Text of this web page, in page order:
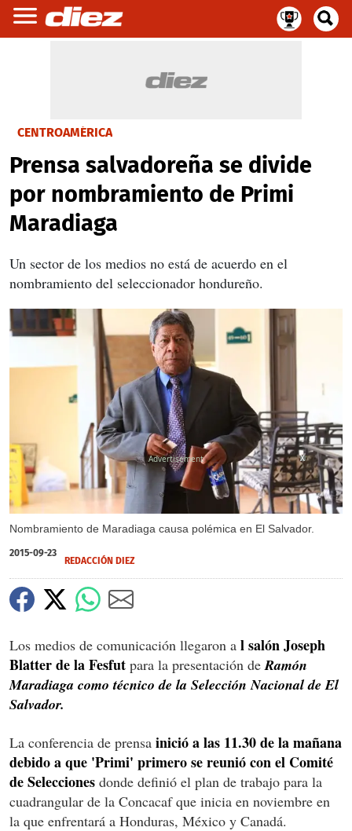
CENTROAMÉRICA
Prensa salvadoreña se divide
por nombramiento de Primi
Maradiaga
Un sector de los medios no está de acuerdo en el
nombramiento del seleccionador hondureño.
Nombramiento de Maradiaga causa polémica en El Salvador.
X
2015-09-23
REDACCIÓN DIEZ
Los medios de comunicación llegaron a l salón Joseph
Blatter de la Fesfut para la presentación de Ramón
Maradiaga como técnico de la Selección Nacional de El
Salvador.
La conferencia de prensa inició a las 11.30 de la mañana
debido a que 'Primi' primero se reunió con el Comité
de Selecciones donde definió el plan de trabajo para la
cuadrangular de la Concacaf que inicia en noviembre en
la que enfrentará a Honduras, México y Canadá.